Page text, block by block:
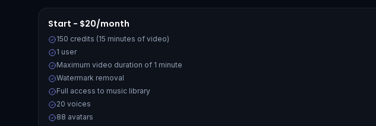
Start - $20/month
150 credits (15 minutes of video)
1 user
Maximum video duration of 1 minute
Watermark removal
Full access to music library
20 voices
88 avatars